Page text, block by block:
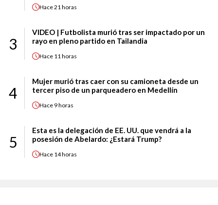
Hace21 horas
3
VIDEO | Futbolista murió tras ser impactado por un
rayo en pleno partido en Tailandia
Hace 11 horas
4
Mujer murió tras caer con su camioneta desde un
tercer piso de un parqueadero en Medellín
Hace 9 horas
5
Esta es la delegación de EE. UU. que vendrá a la
posesión de Abelardo: ¿Estará Trump?
Hace 14 horas